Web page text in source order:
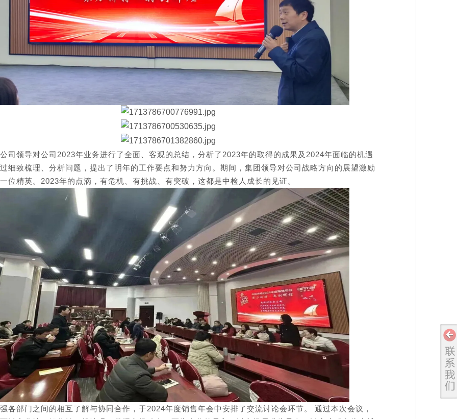
司领导对公司2023年业务进行了全面、客观的总结，分析了2023年的取得的成果及2024年面临的机遇
细致梳理、分析问题，提出了明年的工作要点和努力方向。期间，集团领导对公司战略方向的展望激励
位精英。2023年的点滴，有危机、有挑战、有突破，这都是中检人成长的见证。
各部门之间的相互了解与协同合作，于2024年度销售年会中安排了交流讨论会环节。 通过本次会议，